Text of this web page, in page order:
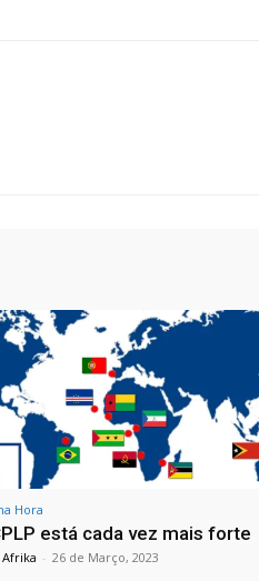
Hora
está cada vez mais forte
Afrika - 26 de Março, 2023